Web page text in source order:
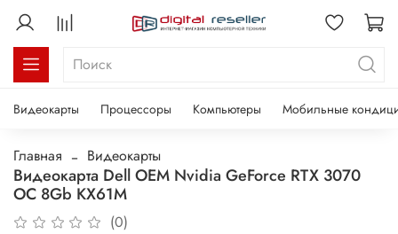
Видеокарты Процессоры Компьютеры Мобильные
Главная Видеокарты
Видеокарта Dell OEM Nvidia GeForce RTX 3070
OC 8Gb KX61M
(0)